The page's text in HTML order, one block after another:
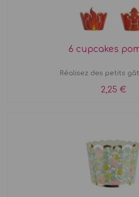
6 cupcakes
Réalisez des petits
2,25 €